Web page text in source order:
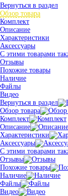
Вернуться в раздел
Обзор товара
Комплект
Описание
Характеристики
Аксессуары
С этими товарами
Отзывы
Похожие товары
Наличие
Файлы
Видео
Вернуться в раздел
Обзор товара
Комплект
Описание
Характеристики
Аксессуары
С этими товарами
Отзывы
Похожие товары
Наличие
Файлы
Видео